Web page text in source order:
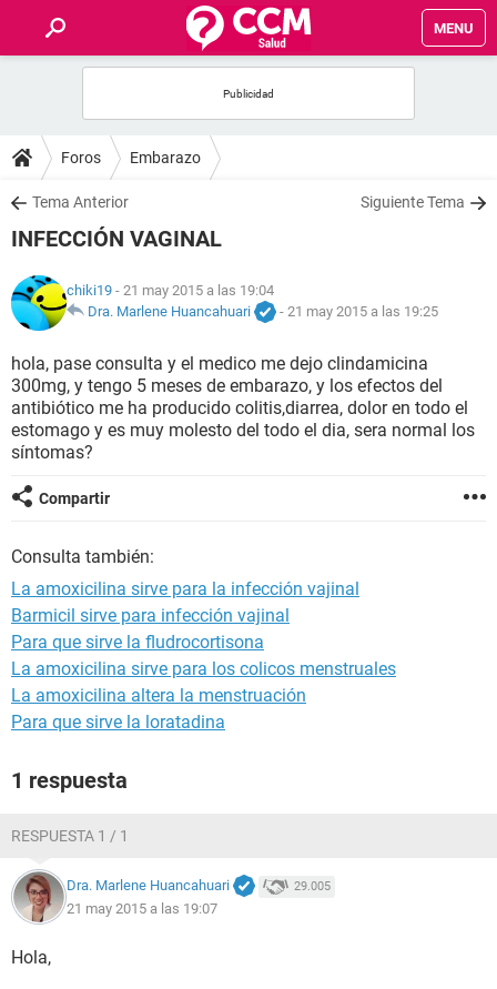
MENU
FOROS
SALUD
NUTRICIÓN
BIENESTAR
SEXUALIDAD
GLOSARIO
Foros Embarazo
Tema Anterior Siguiente Tema
INFECCIÓN VAGINAL
chiki19 - 21 may 2015 a las 19:04
Dra. Marlene Huancahuari
- 21 may 2015 a las 19:25
hola, pase consulta y el medico me dejo clindamicina
300mg, y tengo 5 meses de embarazo, y los efectos del
antibiótico me ha producido colitis,diarrea, dolor en todo el
estomago y es muy molesto del todo el dia, sera normal los
síntomas?
Compartir
Consulta también:
La amoxicilina sirve para la infección vajinal
Barmicil sirve para infección vajinal
Para que sirve la fludrocortisona
La amoxicilina sirve para los colicos menstruales
La amoxicilina altera la menstruación
Para que sirve la loratadina
1 respuesta
RESPUESTA 1 / 1
Dra. Marlene Huancahuari 29.005
21 may 2015 a las 19:07
Hola,